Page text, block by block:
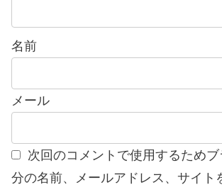
名前
メール
次回のコメントで使用するためブ
分の名前、メールアドレス、サイト